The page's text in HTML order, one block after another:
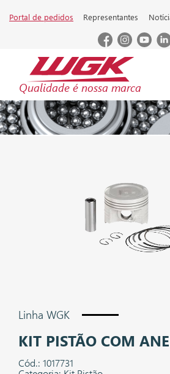
Portal de pedidos Representantes
Qualidade é nossa marca
Linha WGK
KIT PISTÃO COM
Cód.: 1017731